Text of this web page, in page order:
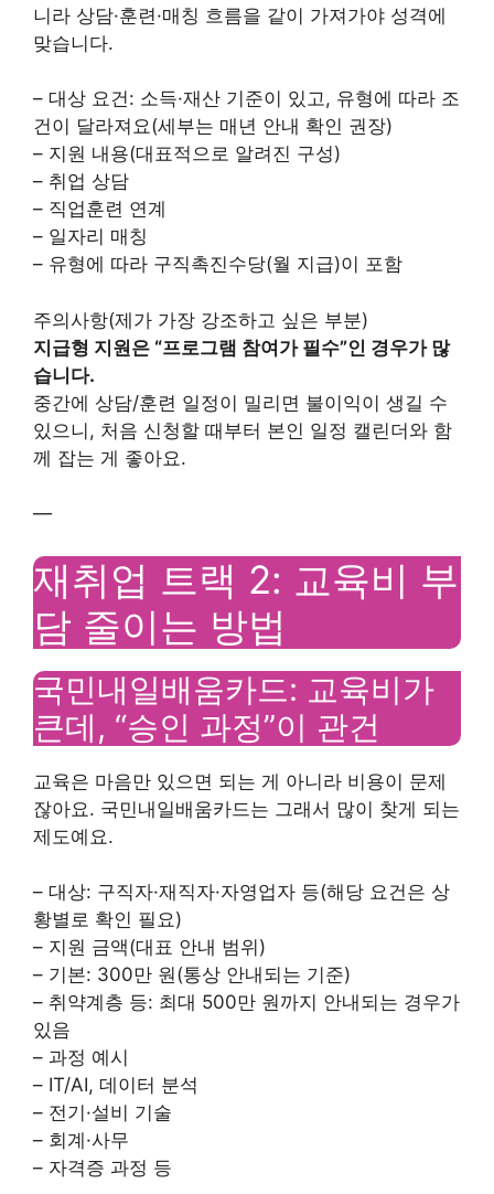
니라 상담·훈련·매칭 흐름을 같이 가져가야 성격에
맞습니다.
– 대상 요건: 소득·재산 기준이 있고, 유형에 따라 조
건이 달라져요(세부는 매년 안내 확인 권장)
– 지원 내용(대표적으로 알려진 구성)
– 취업 상담
– 직업훈련 연계
– 일자리 매칭
– 유형에 따라 구직촉진수당(월 지급)이 포함
주의사항(제가 가장 강조하고 싶은 부분)
지급형 지원은 “프로그램 참여가 필수”인 경우가 많
습니다.
중간에 상담/훈련 일정이 밀리면 불이익이 생길 수
있으니, 처음 신청할 때부터 본인 일정 캘린더와 함
께 잡는 게 좋아요.
—
재취업 트랙 2: 교육비 부
담 줄이는 방법
국민내일배움카드: 교육비가
큰데, “승인 과정”이 관건
교육은 마음만 있으면 되는 게 아니라 비용이 문제
잖아요. 국민내일배움카드는 그래서 많이 찾게 되는
제도예요.
– 대상: 구직자·재직자·자영업자 등(해당 요건은 상
황별로 확인 필요)
– 지원 금액(대표 안내 범위)
– 기본: 300만 원(통상 안내되는 기준)
– 취약계층 등: 최대 500만 원까지 안내되는 경우가
있음
– 과정 예시
– IT/AI, 데이터 분석
– 전기·설비 기술
– 회계·사무
– 자격증 과정 등